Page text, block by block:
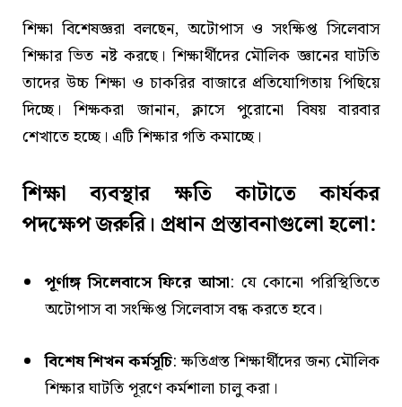
শিক্ষা বিশেষজ্ঞরা বলছেন, অটোপাস ও সংক্ষিপ্ত সিলেবাস
শিক্ষার ভিত নষ্ট করছে। শিক্ষার্থীদের মৌলিক জ্ঞানের ঘাটতি
তাদের উচ্চ শিক্ষা ও চাকরির বাজারে প্রতিযোগিতায় পিছিয়ে
দিচ্ছে। শিক্ষকরা জানান, ক্লাসে পুরোনো বিষয় বারবার
শেখাতে হচ্ছে। এটি শিক্ষার গতি কমাচ্ছে।
শিক্ষা ব্যবস্থার ক্ষতি কাটাতে কার্যকর
পদক্ষেপ জরুরি। প্রধান প্রস্তাবনাগুলো হলো:
পূর্ণাঙ্গ সিলেবাসে ফিরে আসা: যে কোনো পরিস্থিতিতে
অটোপাস বা সংক্ষিপ্ত সিলেবাস বন্ধ করতে হবে।
বিশেষ শিখন কর্মসূচি: ক্ষতিগ্রস্ত শিক্ষার্থীদের জন্য মৌলিক
শিক্ষার ঘাটতি পূরণে কর্মশালা চালু করা।